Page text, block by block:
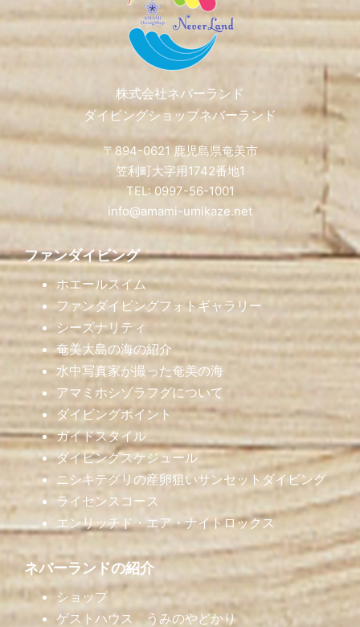
株式会社ネバーランド
ダイビングショップネバーランド
〒894-0621 鹿児島県奄美市
笠利町大字用1742番地1
TEL: 0997-56-1001
info@amami-umikaze.net
ファンダイビング
ホエールスイム
ファンダイビングフォトギャラリー
シーズナリティ
奄美大島の海の紹介
水中写真家が撮った奄美の海
アマミホシゾラフグについて
ダイビングポイント
ガイドスタイル
ダイビングスケジュール
ニシキテグリの産卵狙いサンセットダイビング
ライセンスコース
エンリッチド・エア・ナイトロックス
ネバーランドの紹介
ショップ
ゲストハウス うみのやどかり